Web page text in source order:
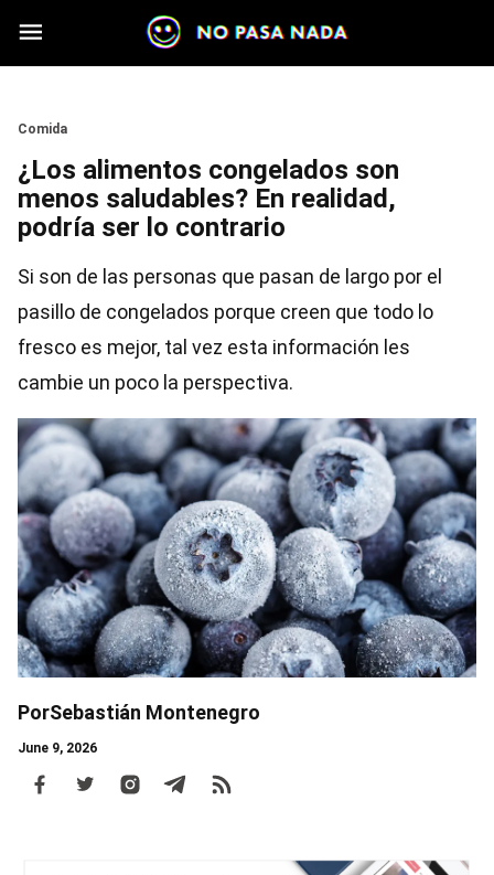
Skip to main content
Section
Comida
¿Los alimentos congelados son
menos saludables? En realidad,
podría ser lo contrario
Si son de las personas que pasan de largo por el
pasillo de congelados porque creen que todo lo
fresco es mejor, tal vez esta información les
cambie un poco la perspectiva.
Image
Image
PorSebastián Montenegro
June 9, 2026